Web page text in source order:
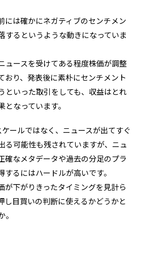
には確かにネガティブのセンチメン
するというような動きになっていま
ュースを受けてある程度株価が調整
おり、発表後に素朴にセンチメント
といった取引をしても、収益はとれ
なっています。
ールではなく、ニュースが出てすぐ
る可能性も残されていますが、ニュ
確なメタデータや過去の分足のプラ
るにはハードルが高いです。
が下がりきったタイミングを見計ら
し目買いの判断に使えるかどうかと